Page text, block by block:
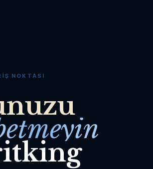
NOKTASI